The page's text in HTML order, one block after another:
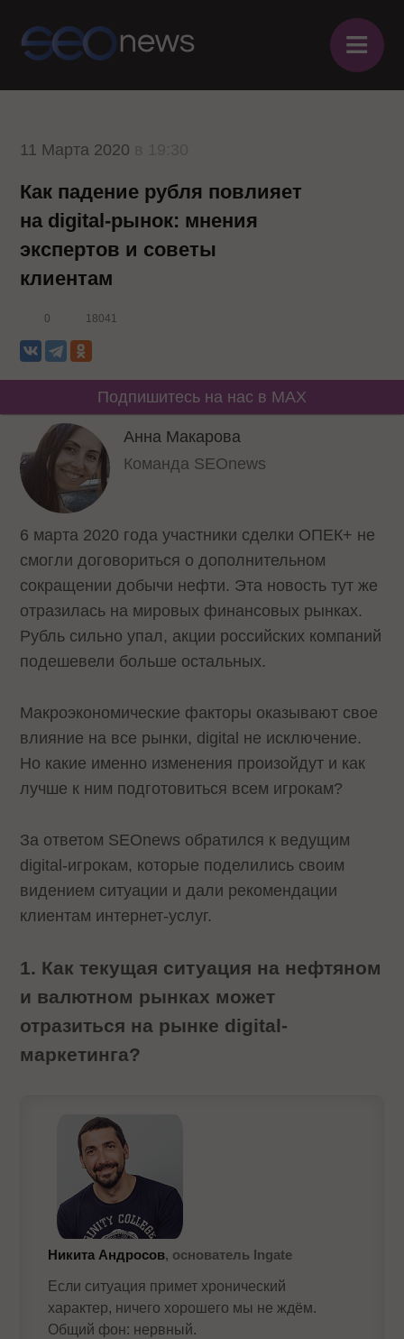
≡
11 Марта 2020
Как падение рубля повлияет
на digital-рынок: мнения
экспертов и советы
клиентам
0 18041
Подпишитесь на нас в MAX
Анна Макарова
Команда SEOnews
6 марта 2020 года участники сделки ОПЕК+ не
смогли договориться о дополнительном
сокращении добычи нефти. Эта новость тут же
отразилась на мировых финансовых рынках.
Рубль сильно упал, акции российских компаний
подешевели больше остальных.
Макроэкономические факторы оказывают свое
влияние на все рынки, digital не исключение.
Но какие именно изменения произойдут и как
лучше к ним подготовиться всем игрокам?
За ответом SEOnews обратился к ведущим
digital-игрокам, которые поделились своим
видением ситуации и дали рекомендации
клиентам интернет-услуг.
1. Как текущая ситуация на нефтяном
и валютном рынках может
отразиться на рынке digital-
маркетинга?
Никита Андросов, основатель Ingate
Если ситуация примет хронический
характер, ничего хорошего мы не ждём.
Общий фон: нервный.